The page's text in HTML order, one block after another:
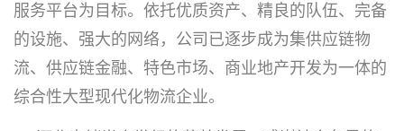
服务平台为目标。依托优质资产、精良的队伍、完备
的设施、强大的网络，公司已逐步成为集供应链物
流、供应链金融、特色市场、商业地产开发为一体的
综合性大型现代化物流企业。